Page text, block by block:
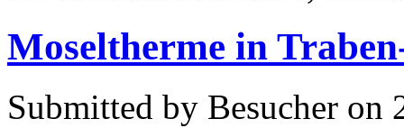
Moseltherme in
Submitted by Besucher